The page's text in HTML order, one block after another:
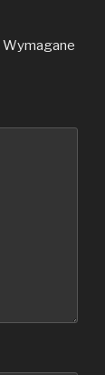
Wymagane